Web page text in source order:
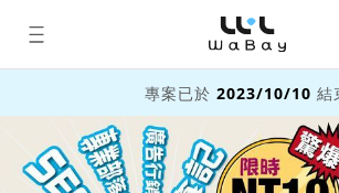
WaBay 挖貝 |
集資 / 群眾募資平
專案已於2023/10/10 結